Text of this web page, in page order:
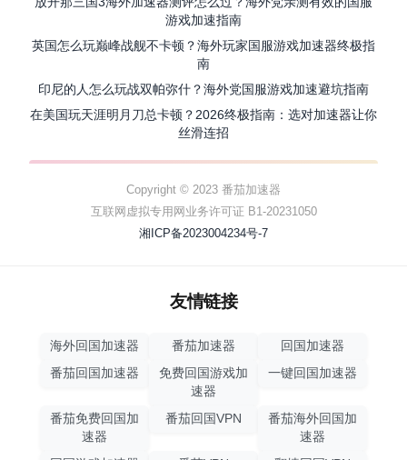
游戏加速指南
英国怎么玩巅峰战舰不卡顿？海外玩家国服游戏加速器终极指
南
印尼的人怎么玩战双帕弥什？海外党国服游戏加速避坑指南
在美国玩天涯明月刀总卡顿？2026终极指南：选对加速器让你
丝滑连招
Copyright © 2023 番茄加速器
互联网虚拟专用网业务许可证 B1-20231050
湘ICP备2023004234号-7
友情链接
海外回国加速器 番茄加速器
回国加速器
番茄回国加速器
免费回国游戏加
速器
一键回国加速器
番茄免费回国加
速器
番茄回国VPN
番茄海外回国加
速器